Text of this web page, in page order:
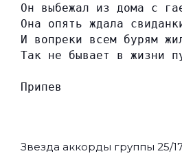
Он выбежал из дома с
Она опять ждала
И вопреки всем бурям
Так не бывает в жизни
Припев
Звезда аккорды группы 25/